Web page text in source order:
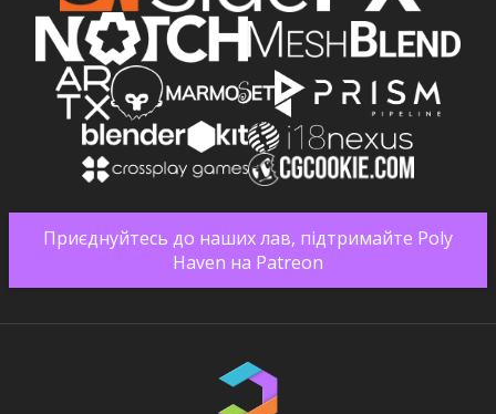
Приєднуйтесь до наших лав, підтримайте Poly
Haven на Patreon